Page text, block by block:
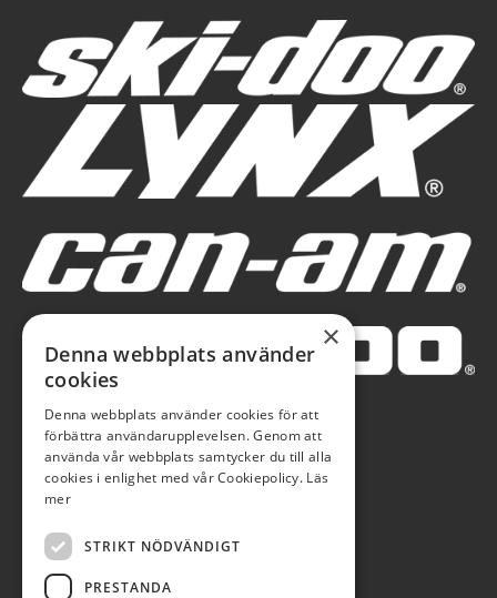
×
Denna webbplats använder
cookies
Denna webbplats använder cookies för att
förbättra användarupplevelsen. Genom att
använda vår webbplats samtycker du till alla
cookies i enlighet med vår Cookiepolicy. Läs
mer
STRIKT NÖDVÄNDIGT
PRESTANDA